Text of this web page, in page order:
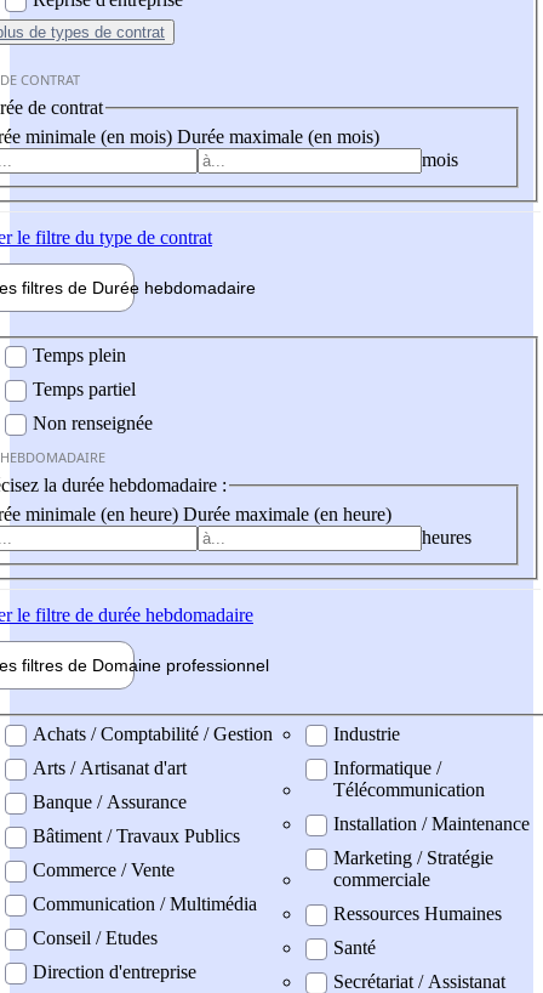
de types de contrat
CONTRAT
de contrat
minimale (en mois) Durée maximale (en mois)
mois
le filtre du type de contrat
filtres de Durée hebdomadaire
Temps plein
Temps partiel
Non renseignée
la durée hebdomadaire :
minimale (en heure) Durée maximale (en heure)
heures
le filtre de durée hebdomadaire
filtres de Domaine professionnel
professionel
Achats / Comptabilité / Gestion
Arts / Artisanat d'art
Banque / Assurance
Bâtiment / Travaux Publics
Commerce / Vente
Communication / Multimédia
Conseil / Etudes
Direction d'entreprise
Industrie
Informatique /
Télécommunication
Installation / Maintenance
Marketing / Stratégie
commerciale
Ressources Humaines
Santé
Secrétariat / Assistanat